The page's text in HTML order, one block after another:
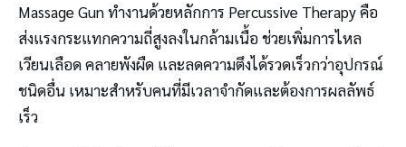
Massage Gun ทำงานด้วยหลักการ Percussive Therapy คือ
ส่งแรงกระแทกความถี่สูงลงในกล้ามเนื้อ ช่วยเพิ่มการไหล
เวียนเลือด คลายพังผืด และลดความตึงได้รวดเร็วกว่าอุปกรณ์
ชนิดอื่น เหมาะสำหรับคนที่มีเวลาจำกัดและต้องการผลลัพธ์
เร็ว